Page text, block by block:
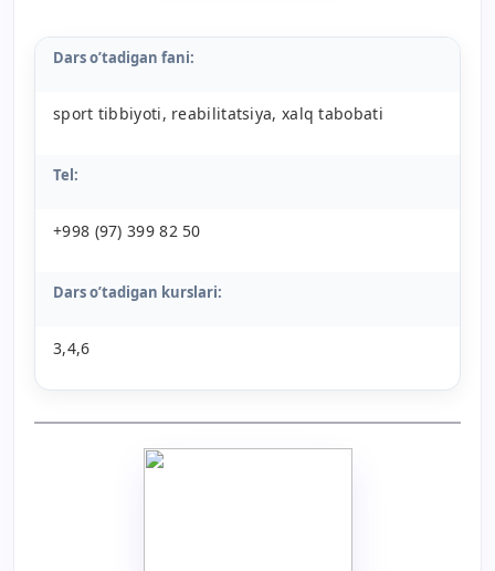
Dars o’tadigan fani:
sport tibbiyoti, reabilitatsiya, xalq tabobati
Tel:
+998 (97) 399 82 50
Dars o’tadigan kurslari:
3,4,6